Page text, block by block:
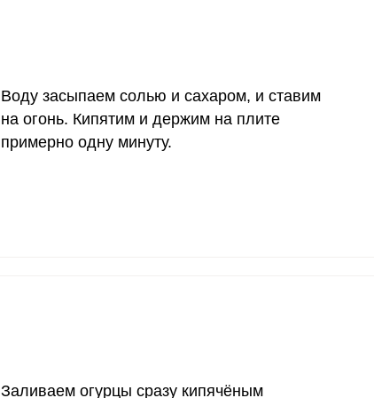
50 мкг
12 мг
Воду засыпаем солью и сахаром, и ставим
на огонь. Кипятим и держим на плите
примерно одну минуту.
Заливаем огурцы сразу кипячёным